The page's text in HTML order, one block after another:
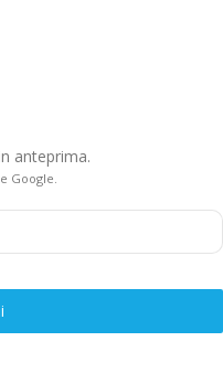
anteprima.
Google.